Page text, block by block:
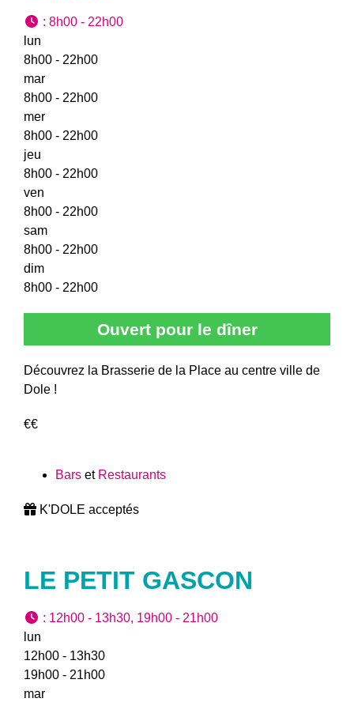
: 8h00 - 22h00
lun
8h00 - 22h00
mar
8h00 - 22h00
mer
8h00 - 22h00
jeu
8h00 - 22h00
ven
8h00 - 22h00
sam
8h00 - 22h00
dim
8h00 - 22h00
Ouvert pour le dîner
Découvrez la Brasserie de la Place au centre ville de
Dole !
€€
Bars et Restaurants
K'DOLE acceptés
LE PETIT GASCON
: 12h00 - 13h30, 19h00 - 21h00
lun
12h00 - 13h30
19h00 - 21h00
mar